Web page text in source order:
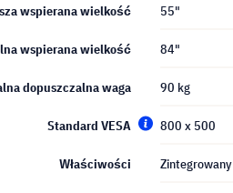
wspierana wielkość 55"
wspierana wielkość 84"
dopuszczalna waga 90 kg
Standard VESA 800 x 500
Właściwości